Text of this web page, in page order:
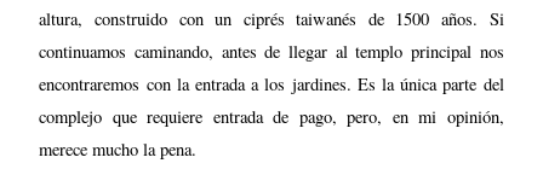
altura, construido con un ciprés taiwanés de 1500 años. Si
continuamos caminando, antes de llegar al templo principal nos
encontraremos con la entrada a los jardines. Es la única parte del
complejo que requiere entrada de pago, pero, en mi opinión,
merece mucho la pena.